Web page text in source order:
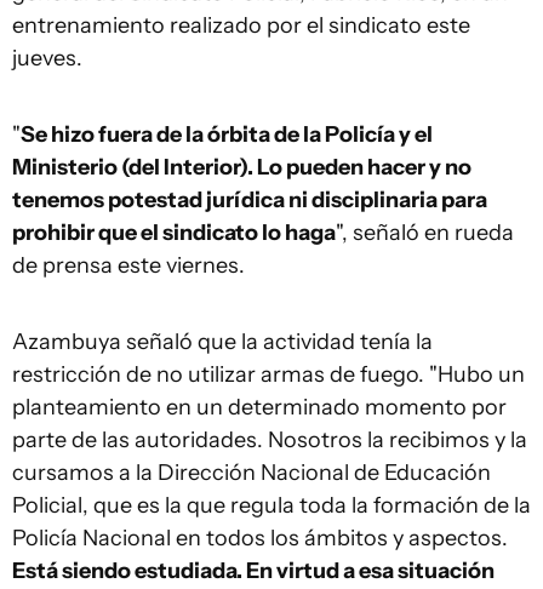
entrenamiento realizado por el sindicato este
jueves.
"Se hizo fuera de la órbita de la Policía y el
Ministerio (del Interior). Lo pueden hacer y no
tenemos potestad jurídica ni disciplinaria para
prohibir que el sindicato lo haga", señaló en rueda
de prensa este viernes.
Azambuya señaló que la actividad tenía la
restricción de no utilizar armas de fuego. "Hubo un
planteamiento en un determinado momento por
parte de las autoridades. Nosotros la recibimos y la
cursamos a la Dirección Nacional de Educación
Policial, que es la que regula toda la formación de la
Policía Nacional en todos los ámbitos y aspectos.
Está siendo estudiada. En virtud a esa situación